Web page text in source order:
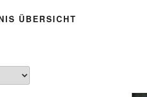
ÜBERSICHT